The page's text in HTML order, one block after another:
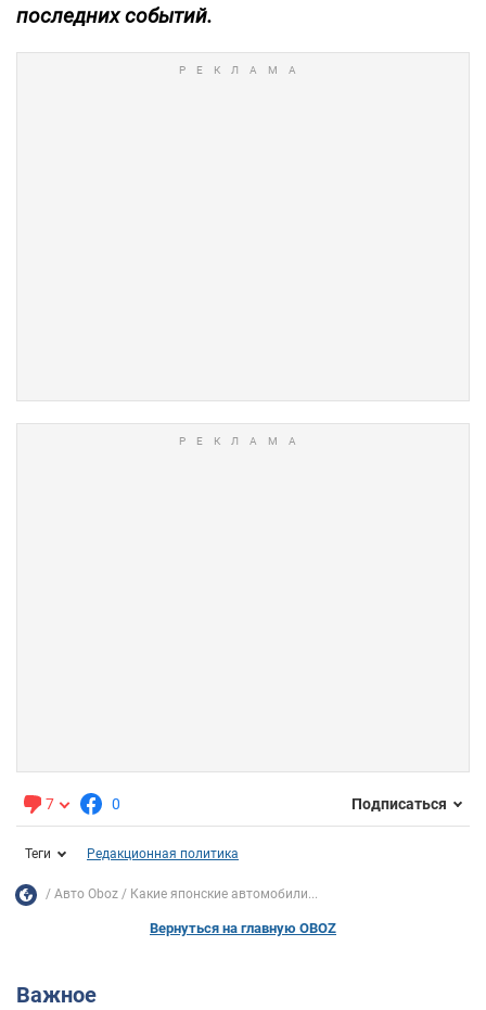
последних событий.
7 0 Подписаться
Теги Редакционная политика
Авто Oboz Какие японские автомобили...
Вернуться на главную OBOZ
Важное